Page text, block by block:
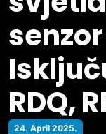
RDQ,
24. April 2025.